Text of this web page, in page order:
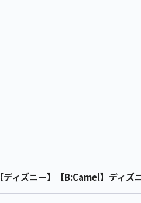
【ディズニー】【B:Camel】ディ